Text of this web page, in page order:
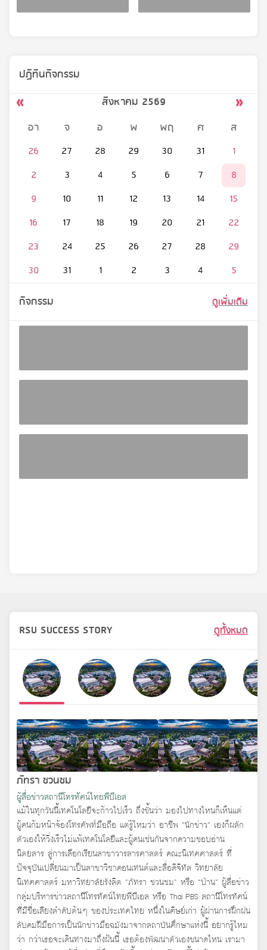
ปฏิทินกิจกรรม
สิงหาคม 2569
อา
จ อ พ พฤ ศ ส
26 27 28 29 30 31
1
2
3 4 5 6 7
8
9
10 11 12 13 14
15
16
17 18 19 20 21
22
23
24 25 26 27 28
29
30
31 1 2 3 4 5
กิจกรรม ดูเพิ่มเติม
RSU SUCCESS STORY ดูทั้งหมด
ภัทรา ชวนชม
ผู้สื่อข่าวสถานีโทรทัศน์ไทยพีบีเอส
แม้ในทุกวันนี้เทคโนโลยีจะก้าวไปเร็ว ถึงขั้นว่า มองไปทางไหนก็เห็นแต่
ผู้คนก้มหน้าจ้องโทรศัพท์มือถือ แต่รู้ไหมว่า อาชีพ “นักข่าว” เองก็ผลัก
ตัวเองให้วิ่งเร็วไม่แพ้เทคโนโลยีและผู้คนเช่นกันจากความชอบอ่าน
นิตยสาร สู่การเลือกเรียนสาขาวารสารศาสตร์ คณะนิเทศศาสตร์ ที่
ปัจจุบันเปลี่ยนมาเป็นสาขาวิชาคอนเทนต์และสื่อดิจิทัล วิทยาลัย
นิเทศศาสตร์ มหาวิทยาลัยรังสิต “ภัทรา ชวนชม” หรือ “ป่าน” ผู้สื่อข่าว
กลุ่มบริหารข่าวสถานีโทรทัศน์ไทยพีบีเอส หรือ Thai PBS สถานีโทรทัศน์
ที่มีชื่อเสียงลำดับต้นๆ ของประเทศไทย หนึ่งในศิษย์เก่า ผู้ผ่านการฝึกฝน
ลับคมฝีมือการเป็นนักข่าวมือฉมังมาจากสถาบันศึกษาแห่งนี้ อยากรู้ไหม
ว่า กว่าเธอจะเดินทางมาถึงฝันนี้ เธอต้องพัฒนาตัวเองขนาดไหน เรามา